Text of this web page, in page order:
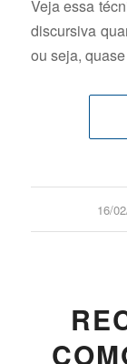
Veja essa
discursiva
ou seja,
16/
/